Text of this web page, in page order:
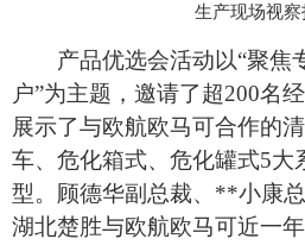
生产现场视察
产品优选会活动以“聚焦
户”为主题，邀请了超200名
展示了与欧航欧马可合作的
车、危化箱式、危化罐式5大
型。顾德华副总裁、**小康
湖北楚胜与欧航欧马可近一